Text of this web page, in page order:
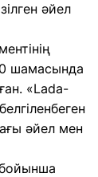
әйел
шамасында
«Lada-
әйел мен